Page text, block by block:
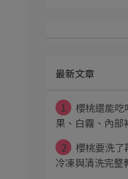
最新文章
1
櫻桃還能吃
果、白霧、內
2
櫻桃要洗了
冷凍與清洗完